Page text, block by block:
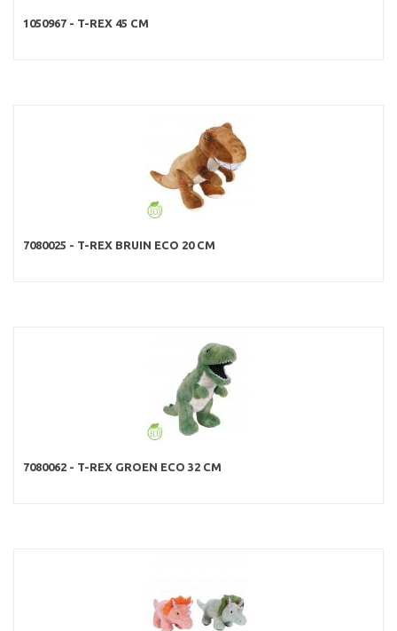
1050967 - T-REX 45 CM
7080025 - T-REX BRUIN ECO 20 CM
7080062 - T-REX GROEN ECO 32 CM